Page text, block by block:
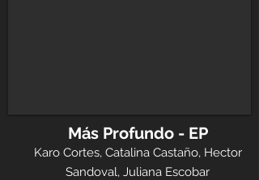
Más Profundo - EP
Karo Cortes, Catalina Castaño, Hector
Sandoval, Juliana Escobar